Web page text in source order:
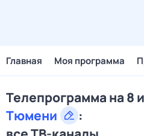
Главная Моя программа
Телепрограмма на 8
Тюмени
: